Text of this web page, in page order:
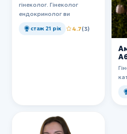
гінеколог. Гінеколог
ендокринолог ви
стаж 21 рік 4.7(3)